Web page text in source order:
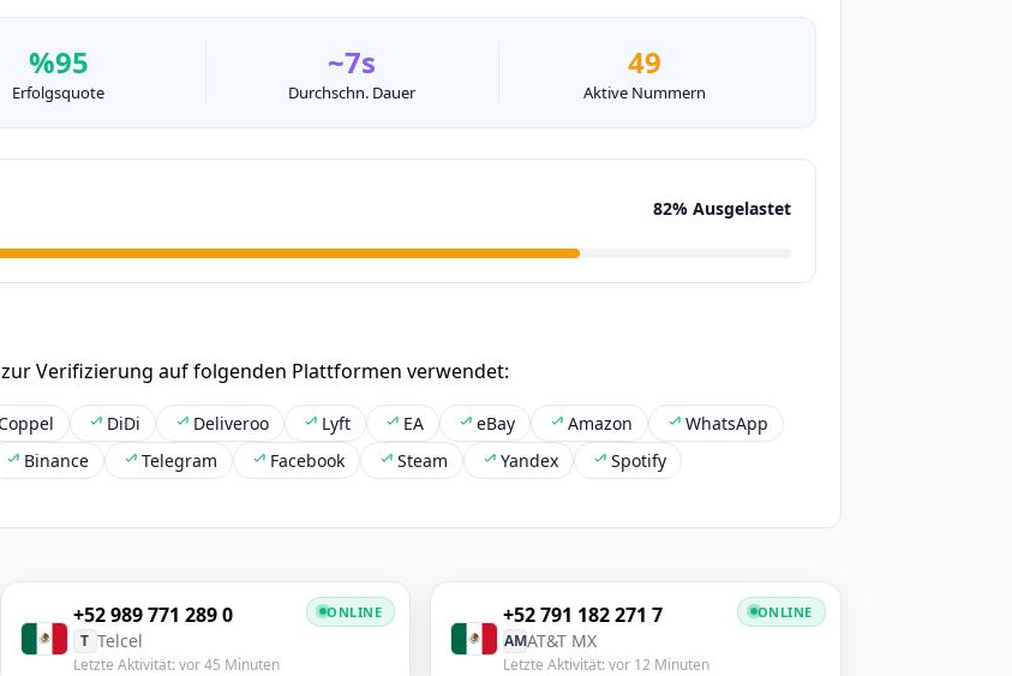
%95
Erfolgsquote
~7s
Durchschn. Dauer
49
Aktive Nummern
82% Ausgelastet
Verifizierung auf folgenden Plattformen verwendet:
DiDi Deliveroo Lyft EA eBay Amazon
WhatsApp
Binance Telegram Facebook Steam Yandex Spotify
+52 989 771 289 0
T Telcel
Letzte Aktivität: vor 45 Minuten
ONLINE +52 791 182 271 7
AMAT&T MX
Letzte Aktivität: vor 12 Minuten
ONLINE